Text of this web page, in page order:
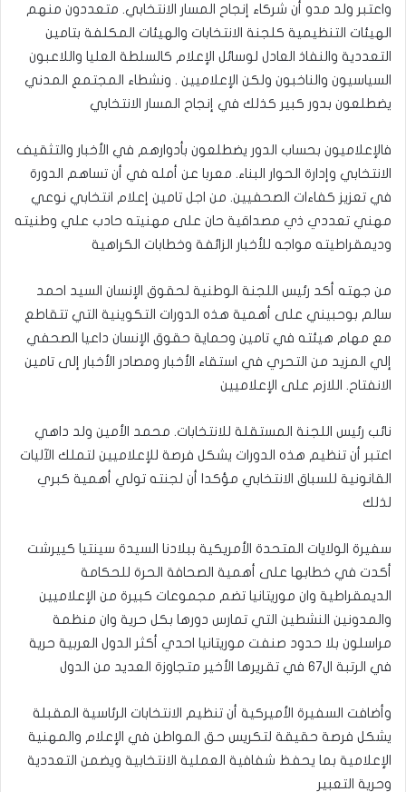
واعتبر ولد مدو أن شركاء إنجاح المسار الانتخابي. متعددون منهم
الهيئات التنظيمية كلجنة الانتخابات والهيئات المكلفة بتامين
التعددية والنفاذ العادل لوسائل الإعلام كالسلطة العليا واللاعبون
السياسيون والناخبون ولكن الإعلاميين . ونشطاء المجتمع المدني
يضطلعون بدور كبير كذلك في إنجاح المسار الانتخابي
فالإعلاميون بحساب الدور يضطلعون بأدوارهم في الأخبار والتثقيف
الانتخابي وإدارة الحوار البناء. معربا عن أمله في أن تساهم الدورة
في تعزيز كفاءات الصحفيين. من اجل تامين إعلام انتخابي نوعي
مهني تعددي ذي مصداقية حان على مهنيته حادب علي وطنيته
وديمقراطيته مواجه للأخبار الزائفة وخطابات الكراهية
من جهته أكد رئيس اللجنة الوطنية لحقوق الإنسان السيد احمد
سالم بوحبيني على أهمية هذه الدورات التكوينية التي تتقاطع
مع مهام هيئته في تامين وحماية حقوق الإنسان داعيا الصحفي
إلي المزيد من التحري في استقاء الأخبار ومصادر الأخبار إلى تامين
الانفتاح. اللازم على الإعلاميين
نائب رئيس اللجنة المستقلة للانتخابات. محمد الأمين ولد داهي
اعتبر أن تنظيم هذه الدورات يشكل فرصة للإعلاميين لتملك الآليات
القانونية للسباق الانتخابي مؤكدا أن لجنته تولي أهمية كبري
لذلك
سفيرة الولايات المتحدة الأمريكية ببلادنا السيدة سينتيا كييرشت
أكدت في خطابها على أهمية الصحافة الحرة للحكامة
الديمقراطية وان موريتانيا تضم مجموعات كبيرة من الإعلاميين
والمدونين النشطين التي تمارس دورها بكل حرية وان منظمة
مراسلون بلا حدود صنفت موريتانيا احدي أكثر الدول العربية حرية
في الرتبة ال٦٧ في تقريرها الأخير متجاوزة العديد من الدول
وأضافت السفيرة الأميركية أن تنظيم الانتخابات الرئاسية المقبلة
يشكل فرصة حقيقة لتكريس حق المواطن في الإعلام والمهنية
الإعلامية بما يحفظ شفافية العملية الانتخابية ويضمن التعددية
وحرية التعبير